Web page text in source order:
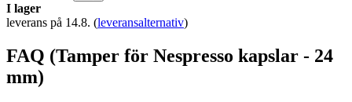
I lager
leverans på 14.8. (leveransalternativ)
FAQ (Tamper för Nespresso kapslar - 24
mm)